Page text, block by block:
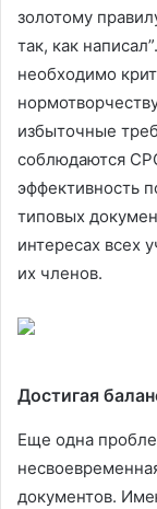
золотому
так, как
необходимо
избыточные
соблюдаются
эффективность
типовых
интересах всех
их членов.
Достигая
Еще одна
документов.